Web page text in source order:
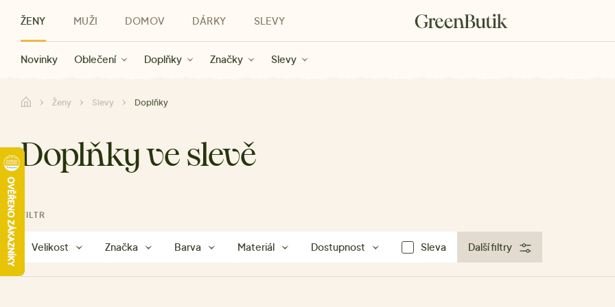
ŽENY
Novinky Oblečení Doplňky Značky Slevy
MUŽI
Novinky Oblečení Značky Slevy
DOMOV
Kategorie Značky Slevy
DÁRKY
Pro ženy Pro muže Pro děti Pro všechny Dárkové poukazy
SLEVY
Slevy ženy Slevy muži
Ženy Slevy Doplňky
Doplňky ve slevě
FILTR
Velikost Značka Barva Materiál Dostupnost Sleva Další filtry